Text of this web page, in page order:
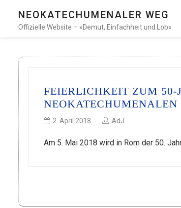
NEOKATECHUMENALER WEG
Offizielle Website – »Demut, Einfachheit und Lob«
FEIERLICHKEIT ZUM
NEOKATECHUMENALEN
2. April 2018 AdJ
Am 5. Mai 2018 wird in Rom der 50.